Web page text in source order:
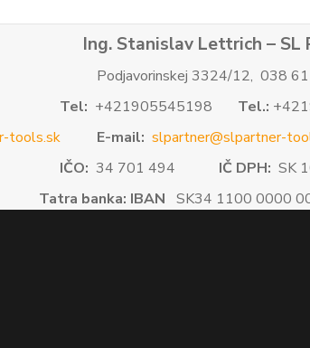
Ing. Stanislav Lettrich – SL
Podjavorinskej 3324/12, 038
Tel: +421905545198 Tel.:
tools.sk E-mail: slpartner@slpartner-
IČO: 34 701 494 IČ DPH: SK
Tatra banka: IBAN SK34 1100 0000